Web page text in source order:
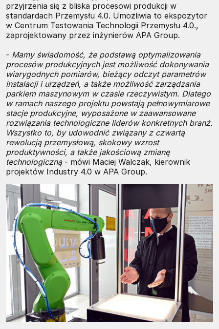
przyjrzenia się z bliska procesowi produkcji w
standardach Przemysłu 4.0. Umożliwia to ekspozytor
w Centrum Testowania Technologii Przemysłu 4.0.,
zaprojektowany przez inżynierów APA Group.
- Mamy świadomość, że podstawą optymalizowania
procesów produkcyjnych jest możliwość dokonywania
wiarygodnych pomiarów, bieżący odczyt parametrów
instalacji i urządzeń, a także możliwość zarządzania
parkiem maszynowym w czasie rzeczywistym. Dlatego
w ramach naszego projektu powstają pełnowymiarowe
stacje produkcyjne, wyposażone w zaawansowane
rozwiązania technologiczne liderów konkretnych branż.
Wszystko to, by udowodnić związany z czwartą
rewolucją przemysłową, skokowy wzrost
produktywności, a także jakościową zmianę
technologiczną- mówi Maciej Walczak, kierownik
projektów Industry 4.0 w APA Group.